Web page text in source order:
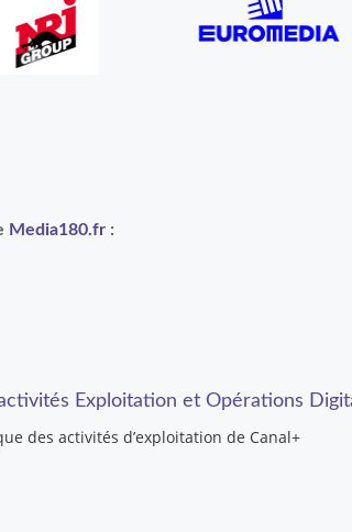
Media180.fr :
Exploitation et Opérations
des activités d’exploitation de Canal+